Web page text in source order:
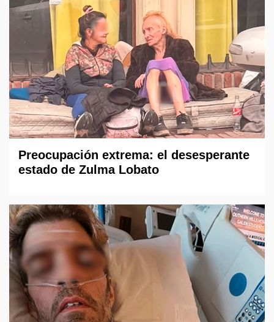
Preocupación extrema: el desesperante
estado de Zulma Lobato